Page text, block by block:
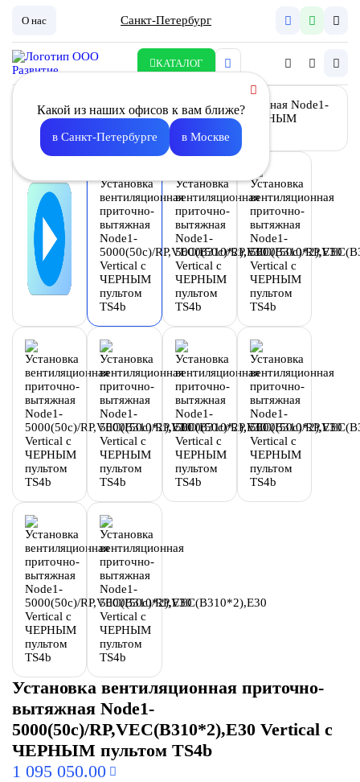
О нас Санкт-Петербург
КАТАЛОГ
Какой из наших офисов к вам ближе?
в Санкт-Петербурге в Москве
Установка вентиляционная приточно-
вытяжная Node1-
5000(50c)/RP,VEC(B310*2),E30 Vertical с
ЧЕРНЫМ пультом TS4b
1 095 050.00